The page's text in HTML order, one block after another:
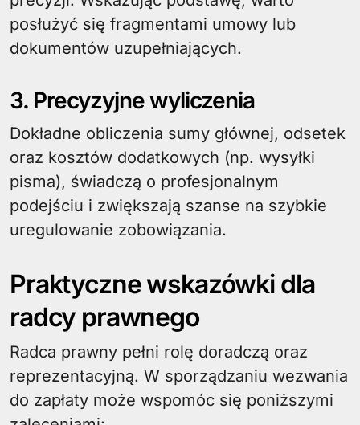
posłużyć się fragmentami umowy lub
dokumentów uzupełniających.
3. Precyzyjne wyliczenia
Dokładne obliczenia sumy głównej, odsetek
oraz kosztów dodatkowych (np. wysyłki
pisma), świadczą o profesjonalnym
podejściu i zwiększają szanse na szybkie
uregulowanie zobowiązania.
Praktyczne wskazówki dla
radcy prawnego
Radca prawny pełni rolę doradczą oraz
reprezentacyjną. W sporządzaniu wezwania
do zapłaty może wspomóc się poniższymi